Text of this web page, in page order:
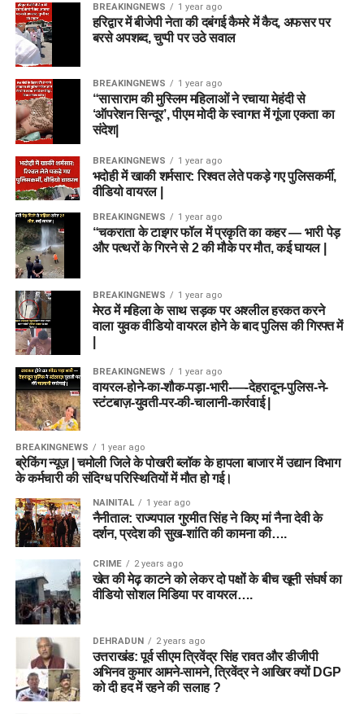
BREAKINGNEWS 1 year ago
हरिद्वार में बीजेपी नेता की दबंगई कैमरे में कैद, अफसर पर
बरसे अपशब्द, चुप्पी पर उठे सवाल
BREAKINGNEWS 1 year ago
“सासाराम की मुस्लिम महिलाओं ने रचाया मेहंदी से
‘ऑपरेशन सिन्दूर’, पीएम मोदी के स्वागत में गूंजा एकता का
संदेश|
BREAKINGNEWS 1 year ago
भदोही में खाकी शर्मसार: रिश्वत लेते पकड़े गए पुलिसकर्मी,
वीडियो वायरल |
BREAKINGNEWS 1 year ago
“चकराता के टाइगर फॉल में प्रकृति का कहर — भारी पेड़
और पत्थरों के गिरने से 2 की मौके पर मौत, कई घायल |
BREAKINGNEWS 1 year ago
मेरठ में महिला के साथ सड़क पर अश्लील हरकत करने
वाला युवक वीडियो वायरल होने के बाद पुलिस की गिरफ्त में
BREAKINGNEWS 1 year ago
वायरल-होने-का-शौक-पड़ा-भारी-—-देहरादून-पुलिस-ने-
स्टंटबाज़-युवती-पर-की-चालानी-कार्रवाई |
BREAKINGNEWS 1 year ago
ब्रेकिंग न्यूज़ | चमोली जिले के पोखरी ब्लॉक के हापला बाजार में उद्यान विभाग
के कर्मचारी की संदिग्ध परिस्थितियों में मौत हो गई।
NAINITAL 1 year ago
नैनीताल: राज्यपाल गुरमीत सिंह ने किए मां नैना देवी के
दर्शन, प्रदेश की सुख-शांति की कामना की….
CRIME 2 years ago
खेत की मेढ़ काटने को लेकर दो पक्षों के बीच खूनी संघर्ष का
वीडियो सोशल मिडिया पर वायरल….
DEHRADUN 2 years ago
उत्तराखंड: पूर्व सीएम त्रिवेंद्र सिंह रावत और डीजीपी
अभिनव कुमार आमने-सामने, त्रिवेंद्र ने आखिर क्यों DGP
को दी हद में रहने की सलाह ?